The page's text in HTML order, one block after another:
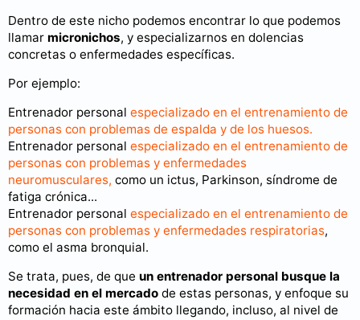
Dentro de este nicho podemos encontrar lo que podemos
llamar micronichos, y especializarnos en dolencias
concretas o enfermedades específicas.
Por ejemplo:
Entrenador personal especializado en el entrenamiento de
personas con problemas de espalda y de los huesos.
Entrenador personal especializado en el entrenamiento de
personas con problemas y enfermedades
neuromusculares, como un ictus, Parkinson, síndrome de
fatiga crónica...
Entrenador personal especializado en el entrenamiento de
personas con problemas y enfermedades respiratorias,
como el asma bronquial.
Se trata, pues, de que un entrenador personal busque la
necesidad en el mercado de estas personas, y enfoque su
formación hacia este ámbito llegando, incluso, al nivel de